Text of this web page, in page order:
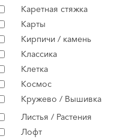
Каретная стяжка
Карты
Кирпичи / камень
Классика
Клетка
Космос
Кружево / Вышивка
Листья / Растения
Лофт